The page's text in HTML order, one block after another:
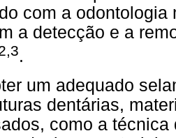
com a
a detecção e a
.
um adequado
dentárias,
como a